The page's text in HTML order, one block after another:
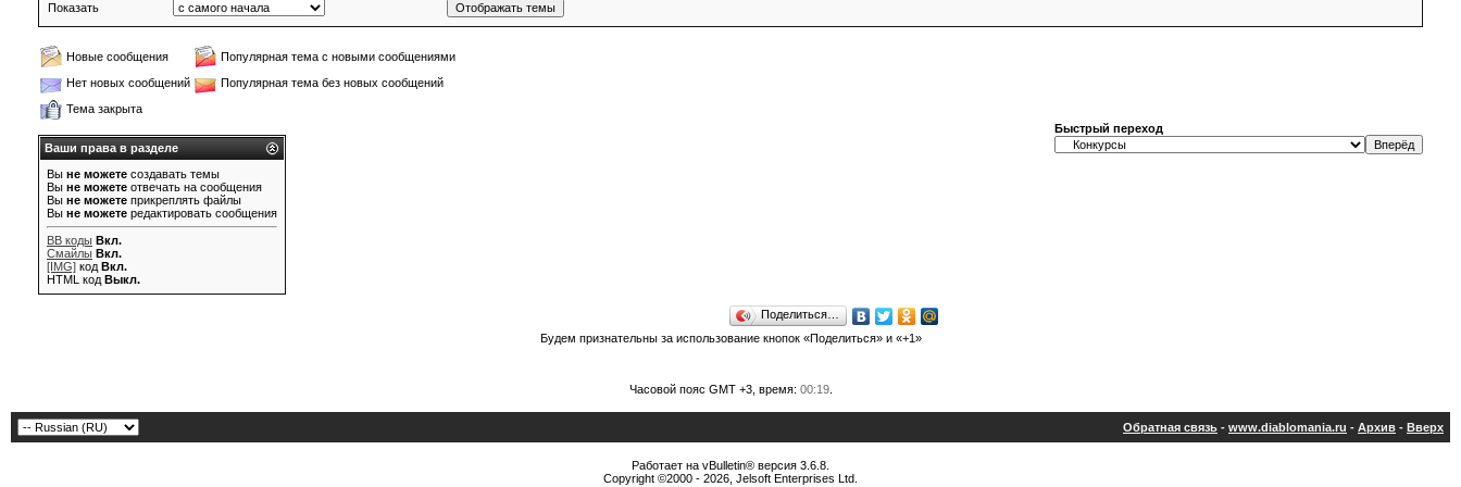
Показать
Новые сообщения
Популярная тема с новыми сообщениями
Нет новых сообщений
Популярная тема без новых сообщений
Тема закрыта
Ваши права в разделе
Вы не можете создавать темы
Вы не можете отвечать на сообщения
Вы не можете прикреплять файлы
Вы не можете редактировать сообщения
BB коды Вкл.
Смайлы Вкл.
[IMG] код Вкл.
HTML код Выкл.
Быстрый переход
Поделиться…
Будем признательны за использование кнопок «Поделиться» и «+1»
Часовой пояс GMT +3, время: 00:19.
Обратная связь - www.diablomania.ru - Архив - Вверх
Работает на vBulletin® версия 3.6.8.
Copyright ©2000 - 2026, Jelsoft Enterprises Ltd.